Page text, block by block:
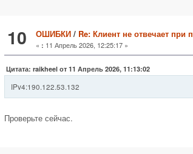
10 ОШИБКИ/ Re: Клиент не отвечает при
« : 11 Апрель 2026, 12:25:17 »
Цитата: raikheel от 11 Апрель 2026, 11:13:02
IPv4:190.122.53.132
Проверьте сейчас.